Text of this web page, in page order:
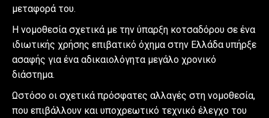
μεταφορά του.
Η νομοθεσία σχετικά με την ύπαρξη κοτσαδόρου σε ένα
ιδιωτικής χρήσης επιβατικό όχημα στην Ελλάδα υπήρξε
ασαφής για ένα αδικαιολόγητα μεγάλο χρονικό
διάστημα.
Ωστόσο οι σχετικά πρόσφατες αλλαγές στη νομοθεσία,
που επιβάλλουν και υποχρεωτικό τεχνικό έλεγχο του